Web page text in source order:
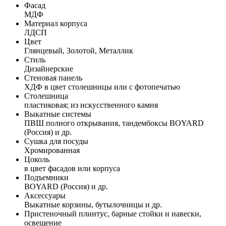
Фасад
МДФ
Материал корпуса
ЛДСП
Цвет
Глянцевый, Золотой, Металлик
Стиль
Дизайнерские
Стеновая панель
ХДФ в цвет столешницы или с фотопечатью
Столешница
пластиковая; из искусственного камня
Выкатные системы
ПВШ полного открывания, тандембоксы BOYARD
(Россия) и др.
Сушка для посуды
Хромированная
Цоколь
в цвет фасадов или корпуса
Подъемники
BOYARD (Россия) и др.
Аксессуары
Выкатные корзины, бутылочницы и др.
Пристеночный плинтус, барные стойки и навески,
освещение